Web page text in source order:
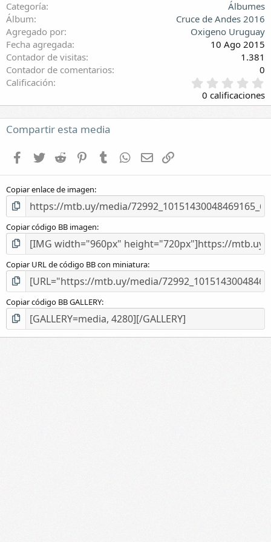
Categoría
Álbumes
Álbum
Cruce de Andes 2016
Agregado por
Oxigeno Uruguay
Fecha agregada
10 Ago 2015
Contador de visitas
1.381
Contador de comentarios
0
Calificación
,
0
0
l
(
)
0 calificaciones
Compartir esta media
Facebook
Twitter Reddit PinterestTumblr WhatsApp
E-mail
Copiar enlace de imagen
Copiar código BB imagen
Copiar URL de código BB con miniatura
Copiar código BB GALLERY